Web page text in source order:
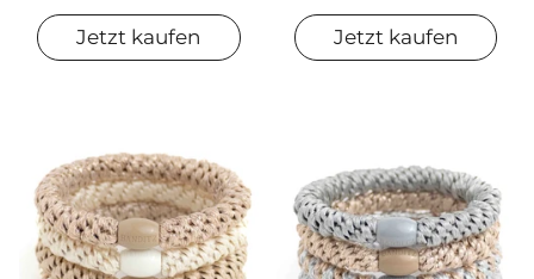
Jetzt kaufen Jetzt kaufen